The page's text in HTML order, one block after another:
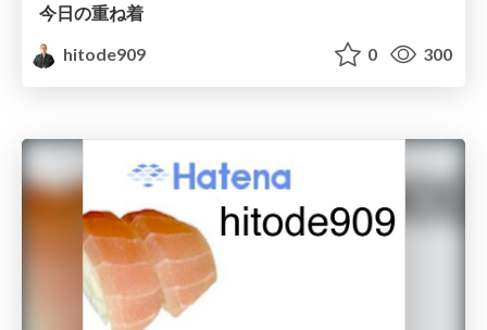
今日の重ね着
hitode909
0 300